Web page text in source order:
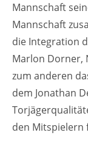
Mannschaft
Mannschaft
die Integration
Marlon Dorner,
zum anderen
dem Jonathan
den Mitspielern